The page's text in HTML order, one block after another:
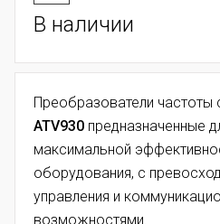
В наличии
Преобразователи частоты
ATV930 предназначенные
максимальной
оборудования, с
управления и
возможностями.